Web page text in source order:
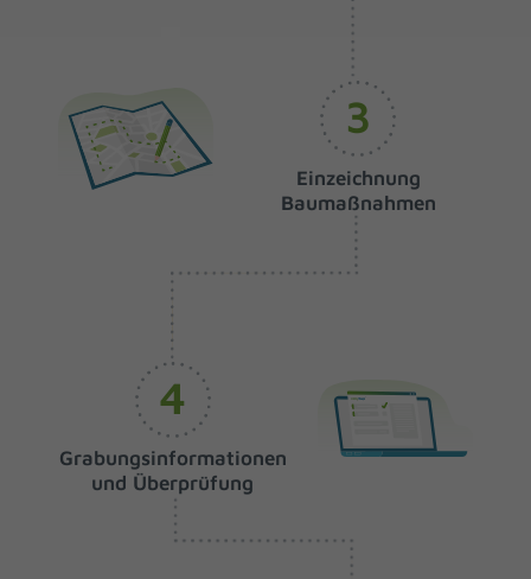
3
Einzeichnung
Baumaßnahmen
4
Grabungsinformationen
und Überprüfung